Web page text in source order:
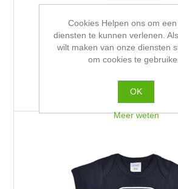
Romper bedrukt met Naam
€9,99 incl. BTW
Cookies Helpen ons om
diensten te kunnen verlenen.
wilt maken van onze diensten
om cookies te
OK
Meer weten